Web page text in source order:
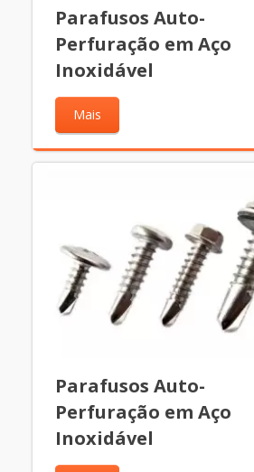
Parafusos Auto-
Perfuração em Aço
Inoxidável
Mais
Parafusos Auto-
Perfuração em Aço
Inoxidável